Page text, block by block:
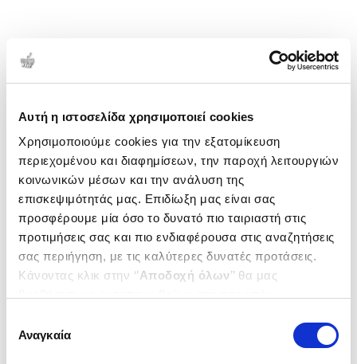
Αυτή η ιστοσελίδα χρησιμοποιεί cookies
Χρησιμοποιούμε cookies για την εξατομίκευση
περιεχομένου και διαφημίσεων, την παροχή λειτουργιών
κοινωνικών μέσων και την ανάλυση της
επισκεψιμότητάς μας. Επιδίωξη μας είναι σας
προσφέρουμε μία όσο το δυνατό πιο ταιριαστή στις
προτιμήσεις σας και πιο ενδιαφέρουσα στις αναζητήσεις
σας περιήγηση, με τις καλύτερες δυνατές προτάσεις.
Κάνοντας κλικ στην ‘’Αποδοχή όλων’’ θα μας
ενδιαφέρουν και να επιλέξετε από τα παρακάτω με την
΄΄και να ενημερωθείτε σχετικά με
συγκατάθεσης
Αναγκαία